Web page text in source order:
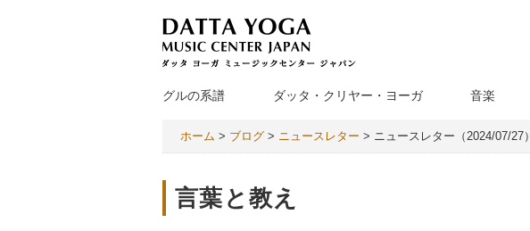
グルの系譜 ダッタ・クリヤー・ヨーガ 音楽
ホーム > ブログ> ニュースレター > ニュースレター（2024/07/27）
言葉と教え